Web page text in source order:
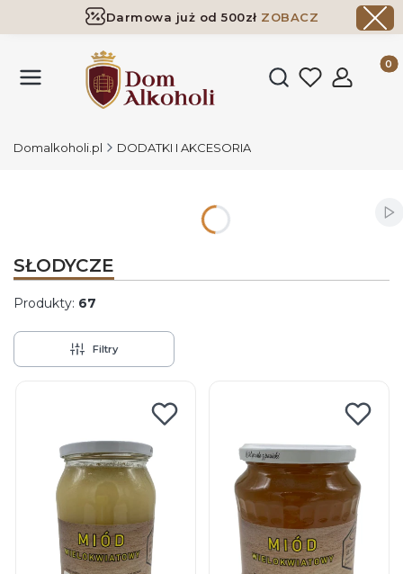
Darmowa już od 500zł ZOBACZ
Otwórz
Domalkoholi.pl DODATKI I AKCESORIA
SŁODYCZE
Produkty: 67
Filtry